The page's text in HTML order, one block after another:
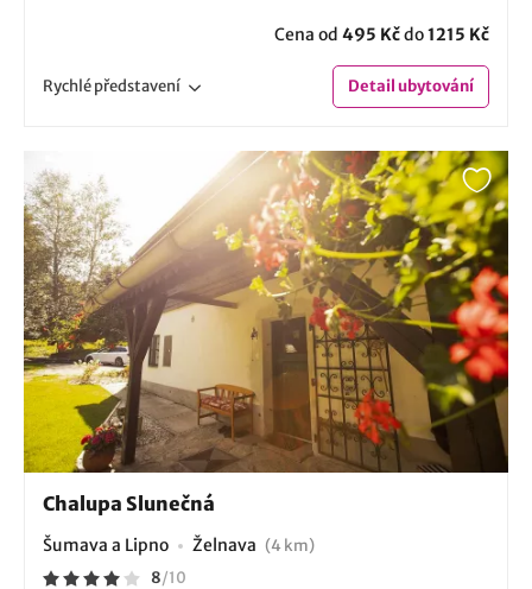
Cena od 495 Kčdo1215 Kč
Rychlépředstavení Detailubytování
Chalupa Slunečná
Šumava a Lipno Želnava (4 km)
8/10